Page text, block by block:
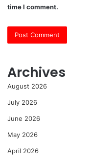
time I comment.
Archives
August 2026
July 2026
June 2026
May 2026
April 2026